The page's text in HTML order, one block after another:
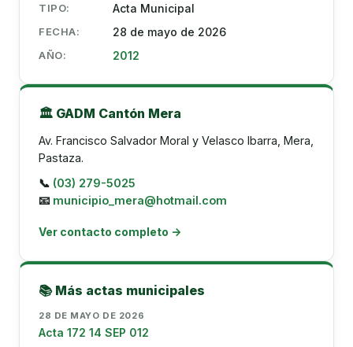
TIPO: Acta Municipal
FECHA: 28 de mayo de 2026
AÑO: 2012
🏛️ GADM Cantón Mera
Av. Francisco Salvador Moral y Velasco Ibarra, Mera,
Pastaza.
📞 (03) 279-5025
📧 municipio_mera@hotmail.com
Ver contacto completo →
📚 Más actas municipales
28 DE MAYO DE 2026
Acta 172 14 SEP 012